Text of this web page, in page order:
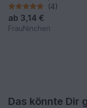
(4)
ab 3,14 €
FrauNinchen
Das könnte Dir